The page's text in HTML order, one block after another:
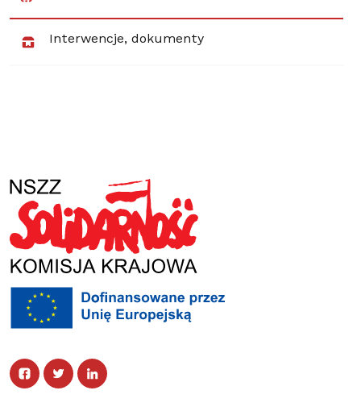
Interwencje, dokumenty
Facebook Facebook
TwitterTwitter
Linked In